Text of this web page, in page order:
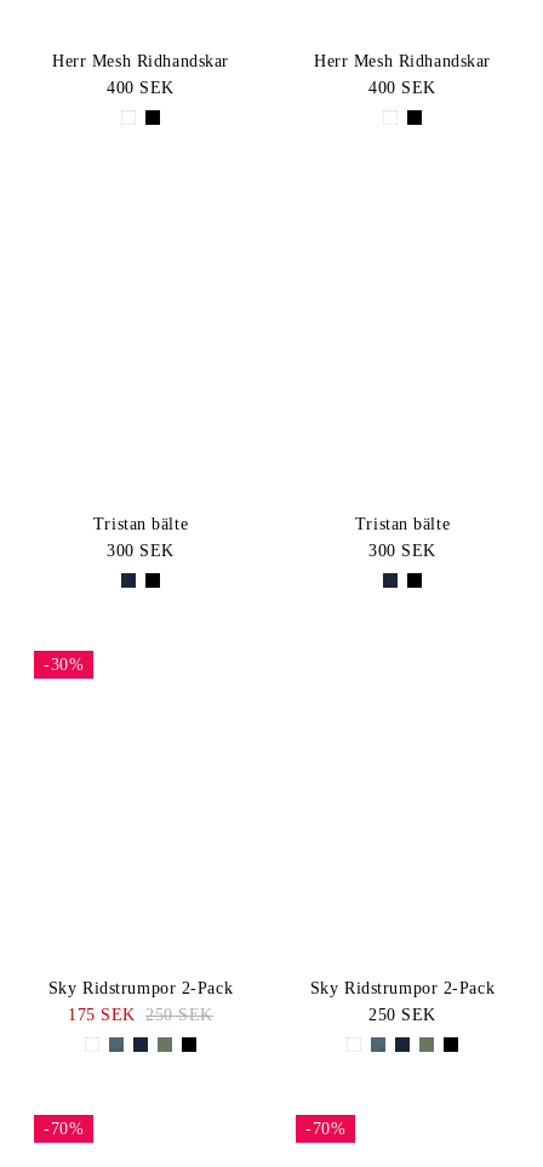
Herr Mesh Ridhandskar
400 SEK
Herr Mesh Ridhandskar
400 SEK
Tristan bälte
300 SEK
Tristan bälte
300 SEK
-30%
Sky Ridstrumpor 2-Pack
175 SEK 250 SEK
Sky Ridstrumpor 2-Pack
250 SEK
-70% -70%